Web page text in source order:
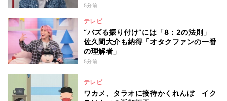
5分前
テレビ
“バズる振り付け”には「8：2の法則」
佐久間大介も納得「オタクファンの一番
の理解者」
5分前
テレビ
ワカメ、タラオに接待かくれんぼ イク